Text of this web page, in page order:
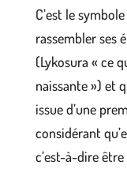
C’est le
rassembler ses
(Lykosura « ce
naissante ») et
issue d’une
considérant
c’est-à-dire